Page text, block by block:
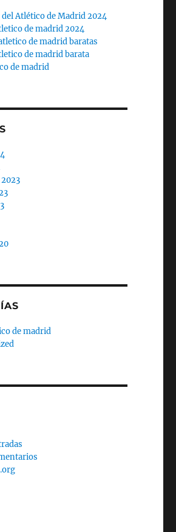
Atlético de Madrid 2024
de madrid 2024
de madrid baratas
de madrid barata
de madrid
de madrid